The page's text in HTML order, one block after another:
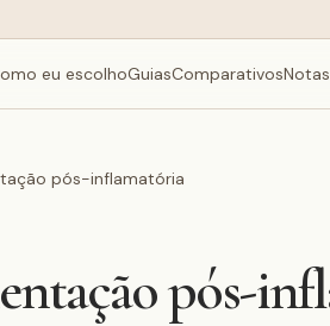
eu escolhoGuiasComparativos
pós-inflamatória
pós-